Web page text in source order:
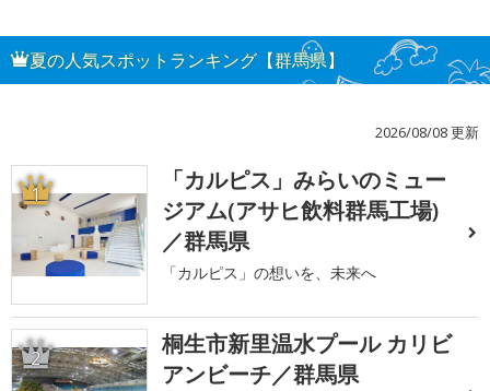
夏の人気スポットランキング【群馬県】
2026/08/08 更新
1
「カルピス」みらいのミュー
ジアム(アサヒ飲料群馬工場)
／群馬県
「カルピス」の想いを、未来へ
2
桐生市新里温水プール カリビ
アンビーチ／群馬県